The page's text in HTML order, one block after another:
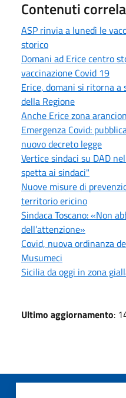
Contenuti
ASP rinvia a lunedì le
storico
Domani ad Erice centro
vaccinazione Covid 19
Erice, domani si ritorna a
della Regione
Anche Erice zona
Emergenza Covid:
nuovo decreto legge
Vertice sindaci su DAD
spetta ai sindaci"
Nuove misure di
territorio ericino
Sindaca Toscano: «Non
dell’attenzione»
Covid, nuova ordinanza
Musumeci
Sicilia da oggi in zona
Ultimo aggiornamento: